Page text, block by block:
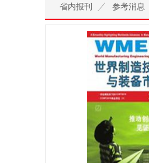
省内报刊 参考消息